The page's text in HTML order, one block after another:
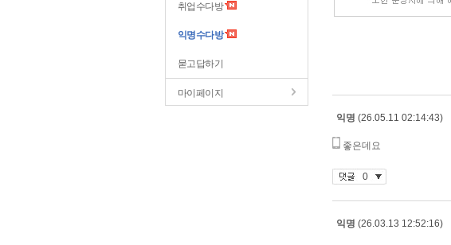
취업수다방
익명수다방
묻고답하기
마이페이지